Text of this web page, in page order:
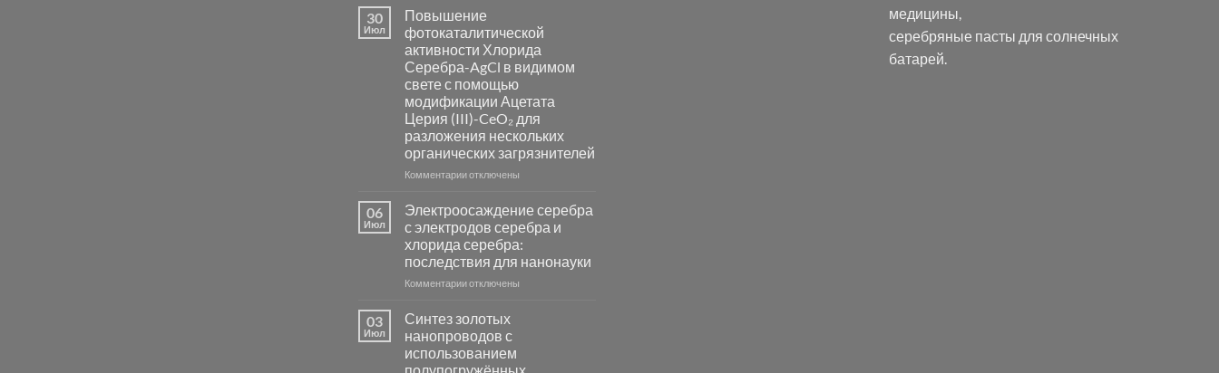
синтез
катализаторов
и
сенсоров
на
основе
металлов
платиновой
группы
30
Июл
Повышение
фотокаталитической
активности Хлорида
Серебра-AgCl в видимом
свете с помощью
модификации Ацетата
Церия (III)-CeO₂ для
разложения нескольких
органических загрязнителей
Комментариик
фотокаталитической
активности
Хлорида
Серебра-
AgCl
свете
с
помощью
отключены
06
Июл
Электроосаждение серебра
с электродов серебра и
хлорида серебра:
последствия для нанонауки
Комментариик
серебра
с
электродов
отключены
03
Июл
Синтез золотых
нанопроводов с
использованием
медицины,
серебряные пасты для солнечных
батарей.